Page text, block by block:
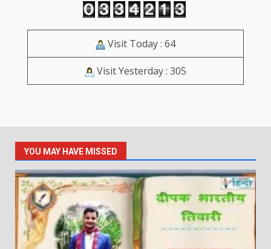
Visit Today : 64
Visit Yesterday : 305
YOU MAY HAVE MISSED